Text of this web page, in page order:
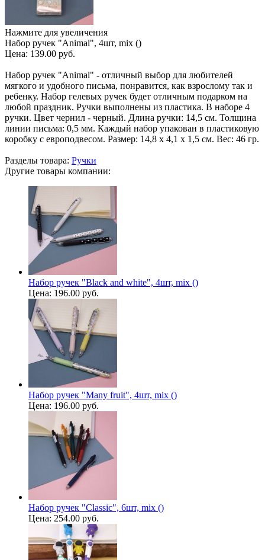
Нажмите для увеличения
Набор ручек "Animal", 4шт, mix ()
Цена: 139.00 руб.
Набор ручек "Animal" - отличный выбор для любителей
мягкого и удобного письма, понравится, как взрослому так и
ребенку. Набор гелевых ручек будет отличным подарком на
любой праздник. Ручки выполнены из пластика. В наборе 4
ручки. Цвет чернил - черный. Длина ручки: 14,5 см. Толщина
линии письма: 0,5 мм. Каждый набор упакован в пластиковую
коробку с европодвесом. Размер: 14,8 х 4,1 х 1,5 см. Вес: 46 гр.
Разделы товара: Ручки
Другие товары компании:
Набор ручек "Black and white", 4шт, mix ()
Цена: 196.00 руб.
Набор ручек "Many fruit", 4шт, mix ()
Цена: 196.00 руб.
Набор ручек "Classic", 6шт, mix ()
Цена: 254.00 руб.